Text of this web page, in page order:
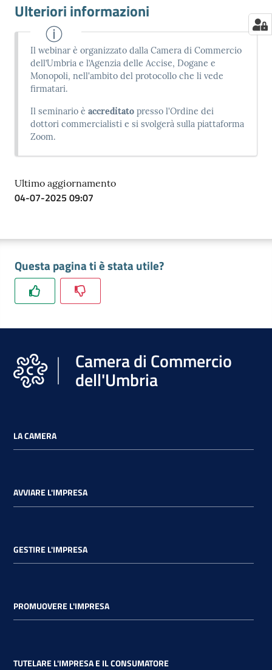
Ulteriori informazioni
Il webinar è organizzato dalla Camera di Commercio
dell’Umbria e l’Agenzia delle Accise, Dogane e
Monopoli, nell'ambito del protocollo che li vede
firmatari.
Il seminario èaccreditatopresso l'Ordine dei
dottori commercialisti e si svolgerà sulla piattaforma
Zoom.
Ultimo aggiornamento
04-07-2025 09:07
Questa pagina ti è stata utile?
Camera di Commercio
dell'Umbria
LA CAMERA
AVVIARE L'IMPRESA
GESTIRE L'IMPRESA
PROMUOVERE L'IMPRESA
TUTELARE L'IMPRESA E IL CONSUMATORE